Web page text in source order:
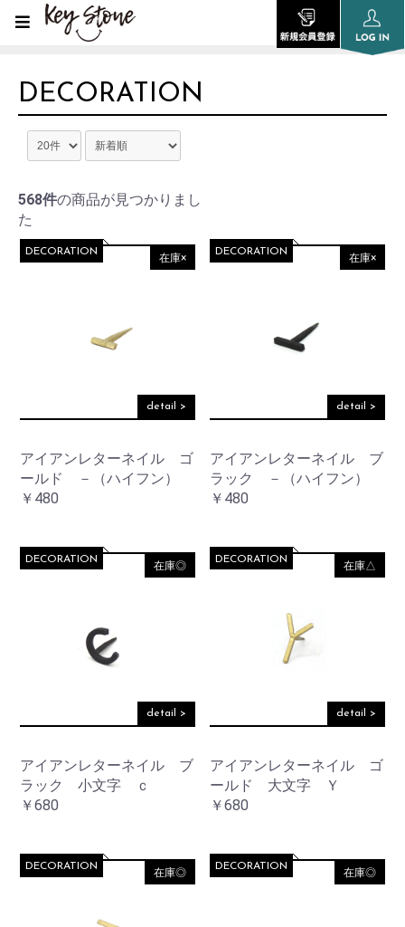
DECORATION
568件の商品が見つかりまし
た
在庫×
detail >
アイアンレターネイル ゴ
ールド －（ハイフン）
DECORATION
￥480
在庫×
detail >
アイアンレターネイル ブ
ラック －（ハイフン）
DECORATION
￥480
在庫◎
detail >
アイアンレターネイル ブ
ラック 小文字 ｃ
DECORATION
￥680
在庫△
detail >
アイアンレターネイル ゴ
ールド 大文字 Ｙ
DECORATION
￥680
在庫◎
DECORATION 在庫◎
DECORATION